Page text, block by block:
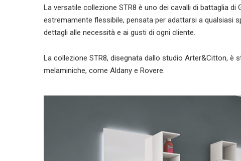
La versatile collezione STR8 è uno dei cavalli di battaglia
estremamente flessibile, pensata per adattarsi a qualsiasi
dettagli alle necessità e ai gusti di ogni cliente.
La collezione STR8, disegnata dallo studio Arter&Citton, è
melaminiche, come Aldany e Rovere.